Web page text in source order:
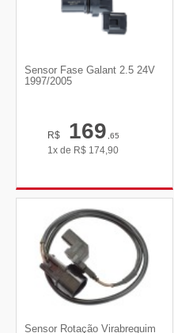
Sensor Fase Galant 2.5 24V
1997/2005
R$ 169,65
1x de R$ 174,90
Sensor Rotação Virabrequim